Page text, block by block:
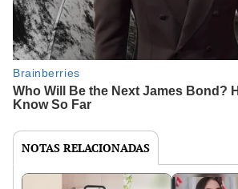
NOTAS RELACIONADAS